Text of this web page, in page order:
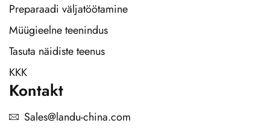
Preparaadi väljatöötamine
Müügieelne teenindus
Tasuta näidiste teenus
KKK
Kontakt
Sales@landu-china.com